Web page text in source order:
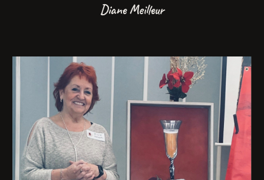
Diane Meilleur